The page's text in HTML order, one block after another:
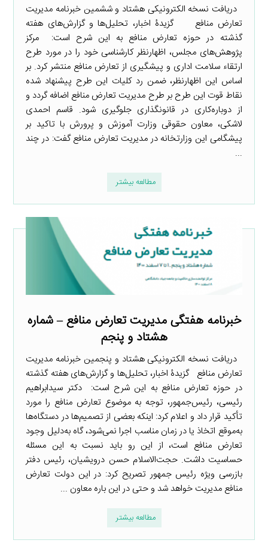
دریافت نسخه الکترونیکی هشتاد و ششمین خبرنامه مدیریت
تعارض منافع گزیدۀ اخبار، تحلیل‌ها و گزارش‌های هفته
گذشته در حوزه تعارض منافع به این شرح است: ‌ مرکز
پژوهش‌های مجلس، اظهارنظر کارشناسی خود را در مورد طرح
ارتقاء سلامت اداری و پیشگیری از تعارض منافع منتشر کرد. بر
اساس این اظهارنظر، ضمن رد کلیات این طرح پیشنهاد شده
نقاط قوت این طرح بر طرح مدیریت تعارض منافع اضافه گردد و
از دوباره‌کاری در قانونگذاری جلوگیری شود. قاسم احمدی
لاشکی، معاون حقوقی وزارت آموزش و پرورش با تاکید بر
پیشگامی این وزارتخانه در مدیریت تعارض منافع گفت: در چند
...
مطالعه بیشتر
خبرنامه هفتگی مدیریت تعارض منافع – شماره
هشتاد و پنجم
دریافت نسخه الکترونیکی هشتاد و پنجمین خبرنامه مدیریت
تعارض منافع گزیدۀ اخبار، تحلیل‌ها و گزارش‌های هفته گذشته
در حوزه تعارض منافع به این شرح است: ‌ دکتر سیدابراهیم
رئیسی، رئیس‌جمهور، توجه به موضوع تعارض منافع را مورد
تأکید قرار داد و اعلام کرد: اینکه بعضی از تصمیم‌ها در دستگاه‌ها
به‌موقع اتخاذ یا در زمان مناسب اجرا نمی‌شود، گاه به‌دلیل وجود
تعارض منافع است، از این رو باید نسبت به این مسئله
حساسیت داشت. حجت‌الاسلام حسن درویشیان، رئیس دفتر
بازرسی ویژه رئیس جمهور تصریح کرد: در این دولت تعارض
منافع مدیریت خواهد شد و حتی در این باره معاون ...
مطالعه بیشتر